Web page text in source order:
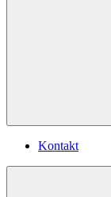
Kontakt